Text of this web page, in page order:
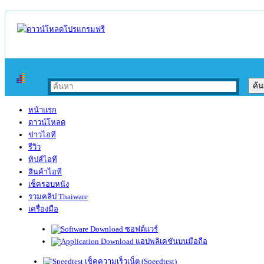
หน้าแรก
ดาวน์โหลด
ข่าวไอที
รีวิว
ทิปส์ไอที
สินค้าไอที
เช็ครอบหนัง
รวมคลิป Thaiware
เครื่องมือ
ซอฟต์แวร์
แอปพลิเคชันบนมือถือ
เช็คความเร็วเน็ต (Speedtest)